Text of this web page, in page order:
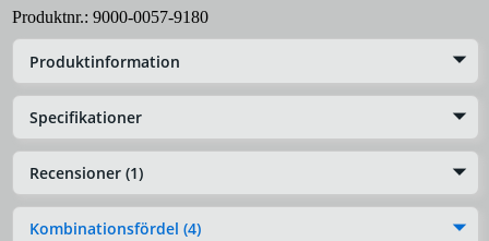
Produktnr.: 9000-0057-9180
Produktinformation
Specifikationer
Recensioner (1)
Kombinationsfördel (4)